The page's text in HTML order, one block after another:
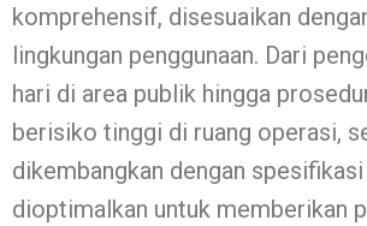
komprehensif, disesuaikan
lingkungan penggunaan. Dari
hari di area publik hingga
berisiko tinggi di ruang operasi,
dikembangkan dengan
dioptimalkan untuk memberikan